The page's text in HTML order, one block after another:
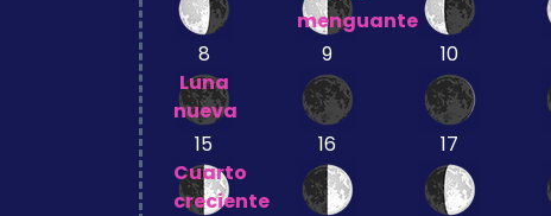
menguante
8
Luna
nueva
9 10
15
Cuarto
creciente
16 17